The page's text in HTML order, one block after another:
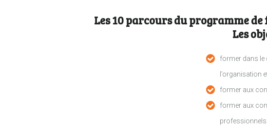
Les 10 parcours du programme
Les
former dans le
l’organisation
former aux
former aux
professionnels.